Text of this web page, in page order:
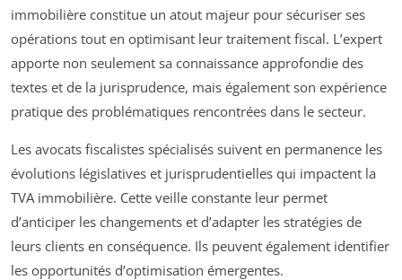
immobilière constitue un atout majeur pour sécuriser ses
opérations tout en optimisant leur traitement fiscal. L’expert
apporte non seulement sa connaissance approfondie des
textes et de la jurisprudence, mais également son expérience
pratique des problématiques rencontrées dans le secteur.
Les avocats fiscalistes spécialisés suivent en permanence les
évolutions législatives et jurisprudentielles qui impactent la
TVA immobilière. Cette veille constante leur permet
d’anticiper les changements et d’adapter les stratégies de
leurs clients en conséquence. Ils peuvent également identifier
les opportunités d’optimisation émergentes.